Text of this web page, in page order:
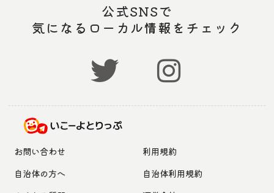
公式SNSで
気になるローカル情報をチェック
お問い合わせ
利用規約
自治体の方へ
自治体利用規約